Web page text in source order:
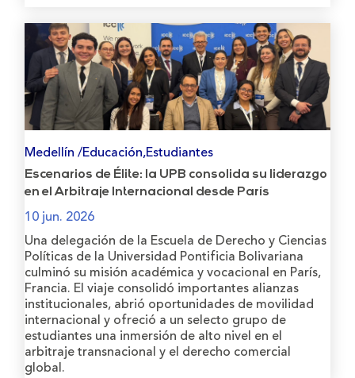
Medellín /Educación,Estudiantes
Escenarios de Élite: la UPB consolida su liderazgo
en el Arbitraje Internacional desde París
10 jun. 2026
Una delegación de la Escuela de Derecho y Ciencias
Políticas de la Universidad Pontificia Bolivariana
culminó su misión académica y vocacional en París,
Francia. El viaje consolidó importantes alianzas
institucionales, abrió oportunidades de movilidad
internacional y ofreció a un selecto grupo de
estudiantes una inmersión de alto nivel en el
arbitraje transnacional y el derecho comercial
global.